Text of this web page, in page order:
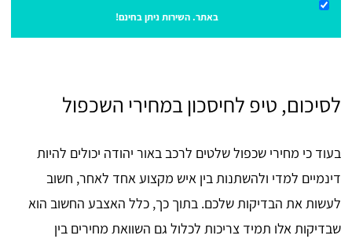
באתר. השירות ניתן בחינם!
לסיכום, טיפ לחיסכון במחירי השכפול
בעוד כי מחירי שכפול שלטים לרכב באור יהודה יכולים להיות
דינמיים למדי ולהשתנות בין איש מקצוע אחד לאחר, חשוב
לעשות את הבדיקות שלכם. בתוך כך, כלל האצבע החשוב הוא
שבדיקות אלו תמיד צריכות לכלול גם השוואת מחירים בין